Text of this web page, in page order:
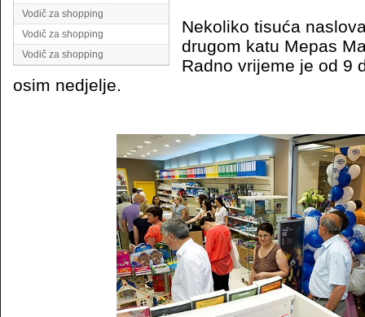
Vodič za shopping
Vodič za shopping
Vodič za shopping
Nekoliko tisuća
drugom katu Mepas
Radno vrijeme je od 9
osim nedjelje.